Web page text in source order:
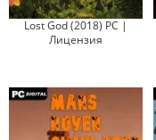
Lost God (2018) PC |
Лицензия